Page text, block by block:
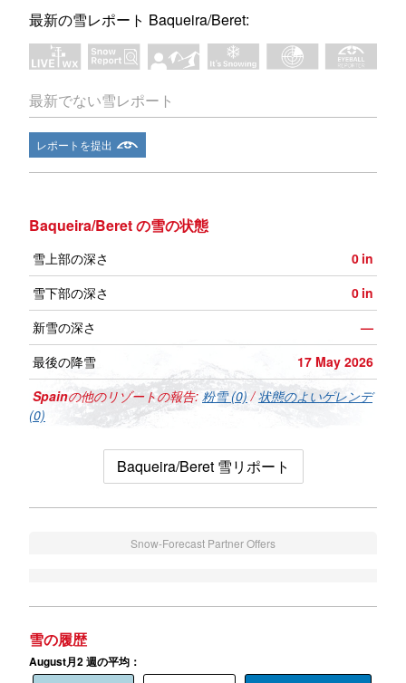
最新の雪レポート Baqueira/Beret:
最新でない雪レポート
レポートを提出
Baqueira/Beret の雪の状態
雪上部の深さ 0 in
雪下部の深さ
0 in
新雪の深さ
—
最後の降雪
17 May 2026
Spainの他のリゾートの報告: 粉雪 (0) /状態のよいゲレンデ
(0)
Baqueira/Beret 雪リポート
Snow-Forecast Partner Offers
雪の履歴
August月2 週の平均：